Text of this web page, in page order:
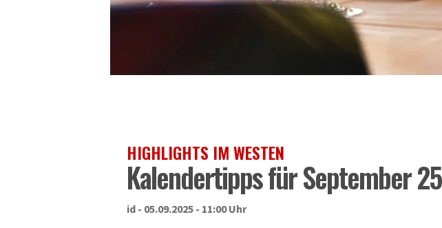
HIGHLIGHTS IM WESTEN
Kalendertipps für September 25
id - 05.09.2025 - 11:00 Uhr